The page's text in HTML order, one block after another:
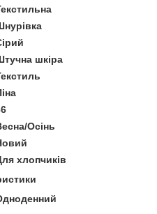
шкіра
Осінь
хлопчиків